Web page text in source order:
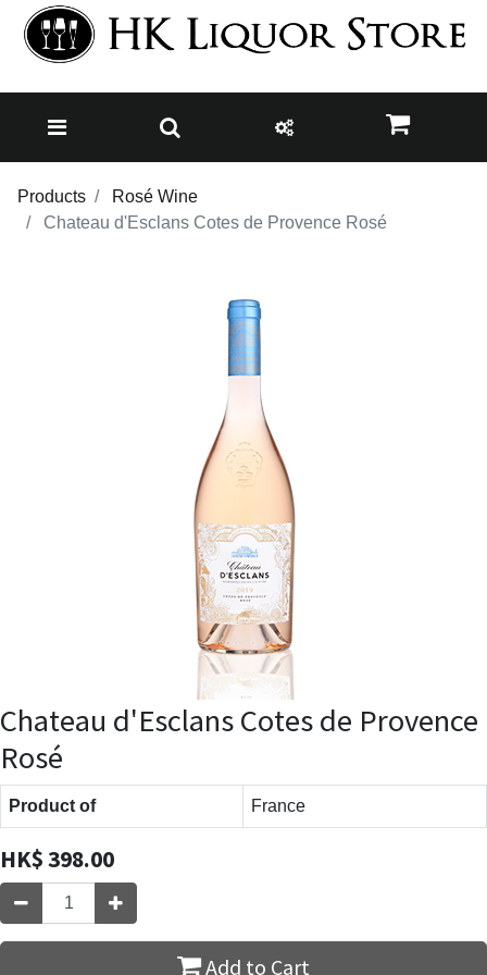
Products
Rosé Wine
Chateau d'Esclans Cotes de Provence Rosé
Chateau d'Esclans Cotes de Provence
Rosé
Product of France
HK$398.00
Add to Cart